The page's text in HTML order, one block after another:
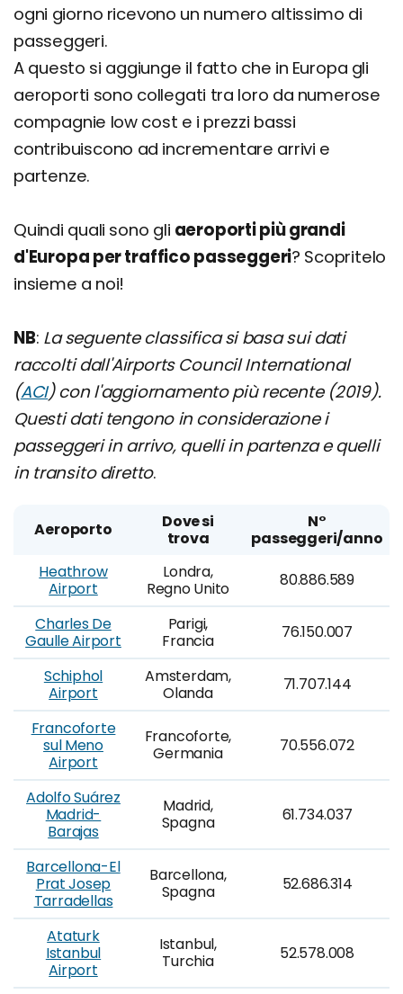
ogni giorno ricevono un numero altissimo di
passeggeri.
A questo si aggiunge il fatto che in Europa gli
aeroporti sono collegati tra loro da numerose
compagnie low cost e i prezzi bassi
contribuiscono ad incrementare arrivi e
partenze.
Quindi quali sono gli aeroporti più grandi
d'Europa per traffico passeggeri? Scopritelo
insieme a noi!
NB: La seguente classifica si basa sui dati
raccolti dall'Airports Council International
(ACI) con l'aggiornamento più recente (2019).
Questi dati tengono in considerazione i
passeggeri in arrivo, quelli in partenza e quelli
in transito diretto.
Aeroporto
Dove si
trova
N°
passeggeri/anno
Heathrow
Airport
Londra,
Regno Unito
80.886.589
Charles De
Gaulle Airport
Parigi,
Francia
76.150.007
Schiphol
Airport
Amsterdam,
Olanda
71.707.144
Francoforte
sul Meno
Airport
Francoforte,
Germania
70.556.072
Adolfo Suárez
Madrid-
Barajas
Madrid,
Spagna
61.734.037
Barcellona-El
Prat Josep
Tarradellas
Barcellona,
Spagna
52.686.314
Ataturk
Istanbul
Airport
Istanbul,
Turchia
52.578.008